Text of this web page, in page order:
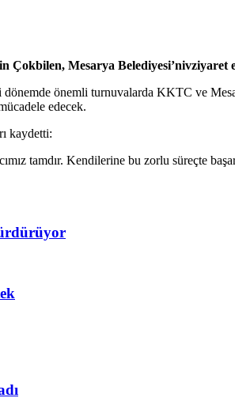
Mesarya Belediyesi’nivziyaret
önemli turnuvalarda KKTC ve
edecek.
kaydetti:
tamdır. Kendilerine bu zorlu süreçte